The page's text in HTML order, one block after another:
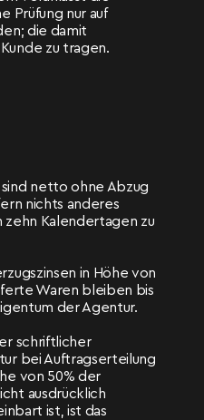
Prüfung nur auf
die damit
zu tragen.
netto ohne Abzug
nichts anderes
Kalendertagen zu
in Höhe von
Waren bleiben bis
der Agentur.
schriftlicher
bei Auftragserteilung
von 50% der
ausdrücklich
ist, ist das